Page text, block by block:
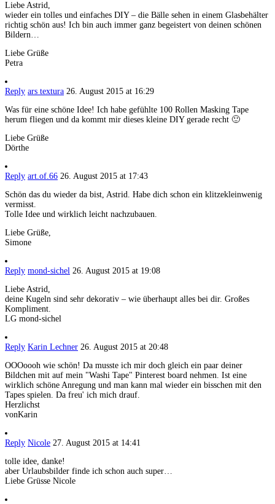
Liebe Astrid,
wieder ein tolles und einfaches DIY – die Bälle sehen in einem Glasbehälter
richtig schön aus! Ich bin auch immer ganz begeistert von deinen schönen
Bildern…
Liebe Grüße
Petra
Reply ars textura 26. August 2015 at 16:29
Was für eine schöne Idee! Ich habe gefühlte 100 Rollen Masking Tape
herum fliegen und da kommt mir dieses kleine DIY gerade recht 🙂
Liebe Grüße
Dörthe
Reply art.of.66 26. August 2015 at 17:43
Schön das du wieder da bist, Astrid. Habe dich schon ein klitzekleinwenig
vermisst.
Tolle Idee und wirklich leicht nachzubauen.
Liebe Grüße,
Simone
Reply mond-sichel 26. August 2015 at 19:08
Liebe Astrid,
deine Kugeln sind sehr dekorativ – wie überhaupt alles bei dir. Großes
Kompliment.
LG mond-sichel
Reply Karin Lechner 26. August 2015 at 20:48
OOOoooh wie schön! Da musste ich mir doch gleich ein paar deiner
Bildchen mit auf mein "Washi Tape" Pinterest board nehmen. Ist eine
wirklich schöne Anregung und man kann mal wieder ein bisschen mit den
Tapes spielen. Da freu' ich mich drauf.
Herzlichst
vonKarin
Reply Nicole 27. August 2015 at 14:41
tolle idee, danke!
aber Urlaubsbilder finde ich schon auch super…
Liebe Grüsse Nicole